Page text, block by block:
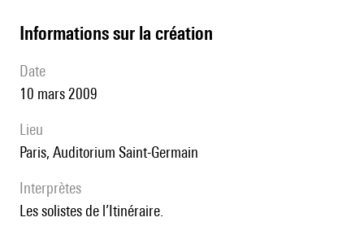
informations sur la création
date
10 mars 2009
lieu
Paris, Auditorium Saint-Germain
interprètes
les solistes de l’Itinéraire.